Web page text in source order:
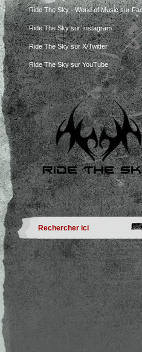
Ride The Sky - World of Music sur
Ride The Sky sur Instagram
Ride The Sky sur X/Twitter
Ride The Sky sur YouTube